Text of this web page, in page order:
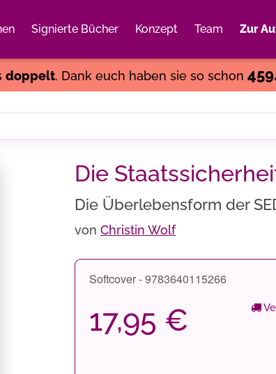
Signierte Bücher Konzept Team Zur
doppelt. Dank euch haben sie so schon
Die
Die Überlebensform der
von Christin Wolf
Softcover - 9783640115266
17,95 €